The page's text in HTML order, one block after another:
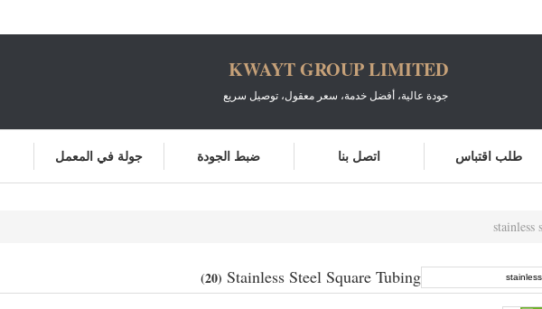
KWAYT GROUP LIMITED
جودة عالية، أفضل خدمة، سعر معقول، توصيل سريع
جولة في المعمل ضبط الجودة اتصل بنا طلب اقتباس
stainless
Stainless Steel Square Tubing
(20)